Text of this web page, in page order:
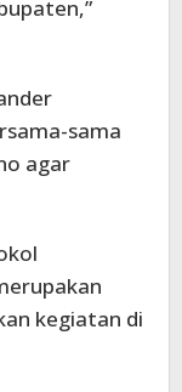
sama
agar
kegiatan di